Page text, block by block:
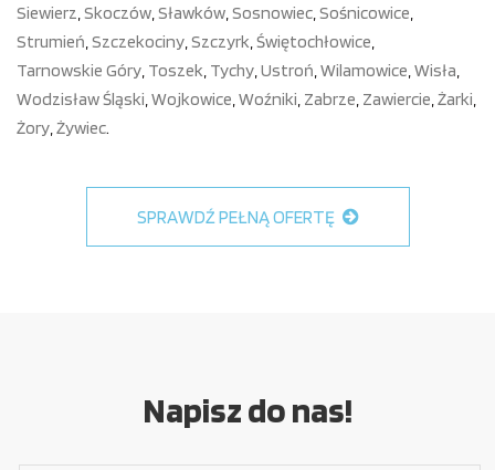
Siewierz,Skoczów,Sławków,Sosnowiec,Sośnicowice,
Strumień,Szczekociny,Szczyrk,Świętochłowice,
Tarnowskie Góry, Toszek, Tychy,Ustroń,Wilamowice,Wisła,
Wodzisław Śląski,Wojkowice,Woźniki, Zabrze, Zawiercie,Żarki,
Żory,Żywiec.
SPRAWDŹ PEŁNĄ OFERTĘ
Napisz do nas!